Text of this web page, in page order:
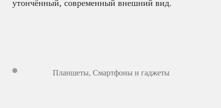
утончённый, современный внешний вид.
Планшеты, Смартфоны и гаджеты